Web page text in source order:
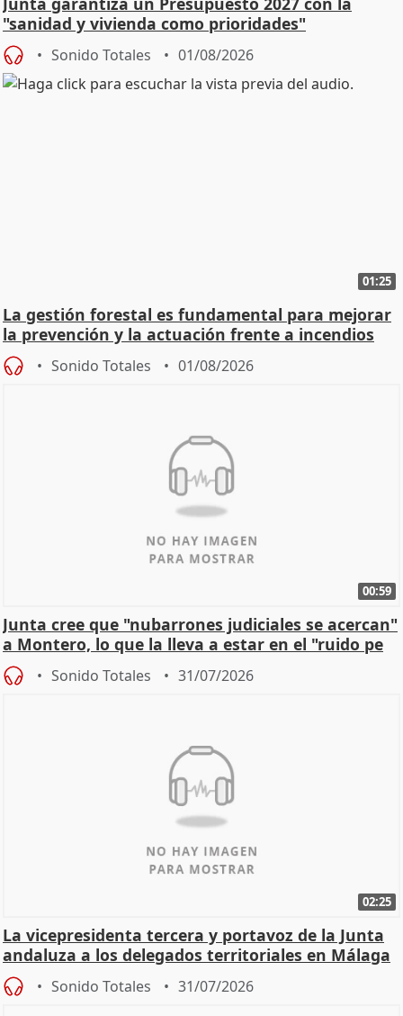
"sanidad y vivienda como prioridades"
Sonido Totales 01/08/2026
01:25
La gestión forestal es fundamental para mejorar
la prevención y la actuación frente a incendios
Sonido Totales 01/08/2026
00:59
Junta cree que "nubarrones judiciales se acercan"
a Montero, lo que la lleva a estar en el "ruido pe
Sonido Totales 31/07/2026
02:25
La vicepresidenta tercera y portavoz de la Junta
andaluza a los delegados territoriales en Málaga
Sonido Totales 31/07/2026